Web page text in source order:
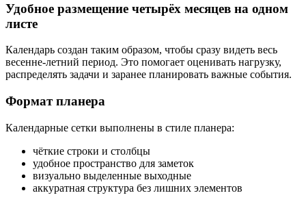
Удобное размещение четырёх месяцев на одном
листе
Календарь создан таким образом, чтобы сразу видеть весь
весенне‑летний период. Это помогает оценивать нагрузку,
распределять задачи и заранее планировать важные события.
Формат планера
Календарные сетки выполнены в стиле планера:
чёткие строки и столбцы
удобное пространство для заметок
визуально выделенные выходные
аккуратная структура без лишних элементов